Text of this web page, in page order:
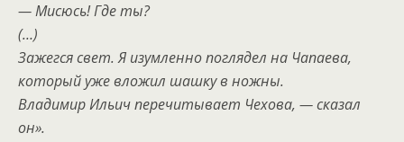
— Мисюсь! Где ты?
(…)
Зажегся свет. Я изумленно поглядел на Чапаева,
который уже вложил шашку в ножны.
Владимир Ильич перечитывает Чехова, — сказал
он».